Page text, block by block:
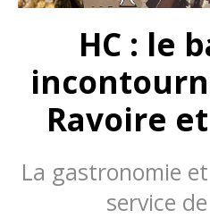
HC : le
Ravoire
La gastronomie
service